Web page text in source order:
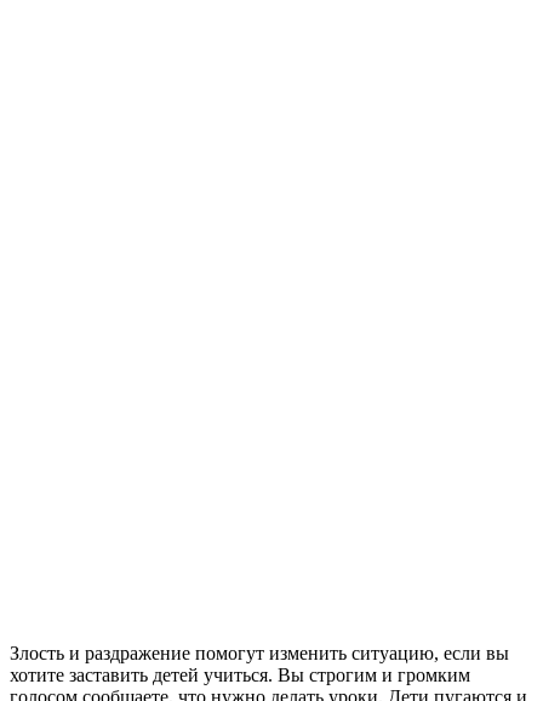
Злость и раздражение помогут изменить ситуацию, если вы
хотите заставить детей учиться. Вы строгим и громким
голосом сообщаете, что нужно делать уроки. Дети пугаются и